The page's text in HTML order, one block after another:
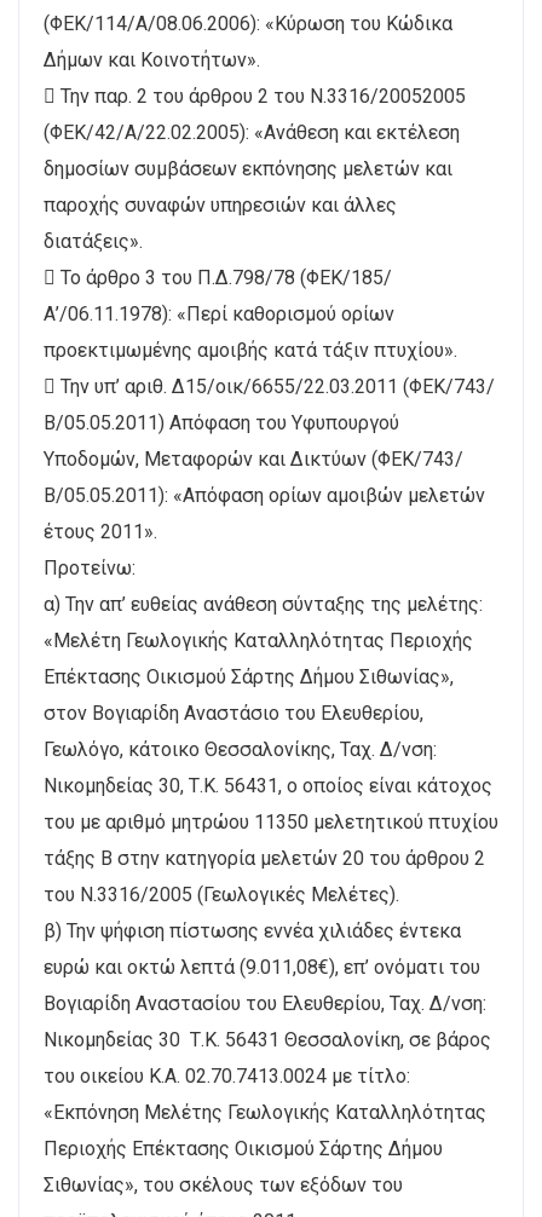
(ΦΕΚ/114/Α/08.06.2006): «Κύρωση του Κώδικα
Δήμων και Κοινοτήτων».
 Την παρ. 2 του άρθρου 2 του Ν.3316/20052005
(ΦΕΚ/42/Α/22.02.2005): «Ανάθεση και εκτέλεση
δημοσίων συμβάσεων εκπόνησης μελετών και
παροχής συναφών υπηρεσιών και άλλες
διατάξεις».
 Το άρθρο 3 του Π.Δ.798/78 (ΦΕΚ/185/
Α’/06.11.1978): «Περί καθορισμού ορίων
προεκτιμωμένης αμοιβής κατά τάξιν πτυχίου».
 Την υπ’ αριθ. Δ15/οικ/6655/22.03.2011 (ΦΕΚ/743/
Β/05.05.2011) Απόφαση του Υφυπουργού
Υποδομών, Μεταφορών και Δικτύων (ΦΕΚ/743/
Β/05.05.2011): «Απόφαση ορίων αμοιβών μελετών
έτους 2011».
Προτείνω:
α) Την απ’ ευθείας ανάθεση σύνταξης της μελέτης:
«Μελέτη Γεωλογικής Καταλληλότητας Περιοχής
Επέκτασης Οικισμού Σάρτης Δήμου Σιθωνίας»,
στον Βογιαρίδη Αναστάσιο του Ελευθερίου,
Γεωλόγο, κάτοικο Θεσσαλονίκης, Ταχ. Δ/νση:
Νικομηδείας 30, Τ.Κ. 56431, ο οποίος είναι κάτοχος
του με αριθμό μητρώου 11350 μελετητικού πτυχίου
τάξης Β στην κατηγορία μελετών 20 του άρθρου 2
του Ν.3316/2005 (Γεωλογικές Μελέτες).
β) Την ψήφιση πίστωσης εννέα χιλιάδες έντεκα
ευρώ και οκτώ λεπτά (9.011,08€), επ’ ονόματι του
Βογιαρίδη Αναστασίου του Ελευθερίου, Ταχ. Δ/νση:
Νικομηδείας 30 Τ.Κ. 56431 Θεσσαλονίκη, σε βάρος
του οικείου Κ.Α. 02.70.7413.0024 με τίτλο:
«Εκπόνηση Μελέτης Γεωλογικής Καταλληλότητας
Περιοχής Επέκτασης Οικισμού Σάρτης Δήμου
Σιθωνίας», του σκέλους των εξόδων του